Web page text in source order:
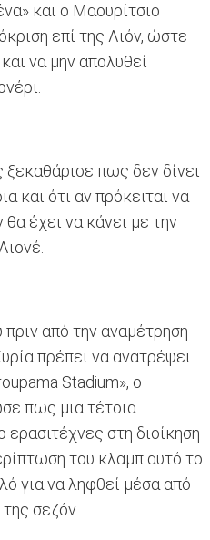
και ο Μαουρίτσιο
επί της Λιόν, ώστε
να μην απολυθεί
ξεκαθάρισε πως δεν δίνει
και ότι αν πρόκειται να
έχει να κάνει με την
από την αναμέτρηση
πρέπει να ανατρέψει
Stadium», ο
πως μια τέτοια
στη διοίκηση
του κλαμπ αυτό το
για να ληφθεί μέσα από
σεζόν.